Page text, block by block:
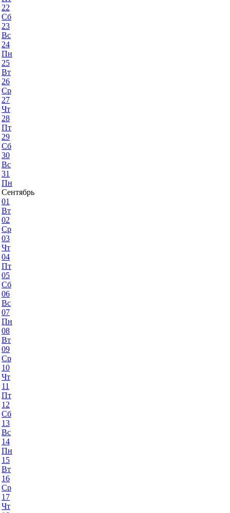
22
Сб
23
Вс
24
Пн
25
Вт
26
Ср
27
Чт
28
Пт
29
Сб
30
Вс
31
Пн
Сентябрь
01
Вт
02
Ср
03
Чт
04
Пт
05
Сб
06
Вс
07
Пн
08
Вт
09
Ср
10
Чт
11
Пт
12
Сб
13
Вс
14
Пн
15
Вт
16
Ср
17
Чт